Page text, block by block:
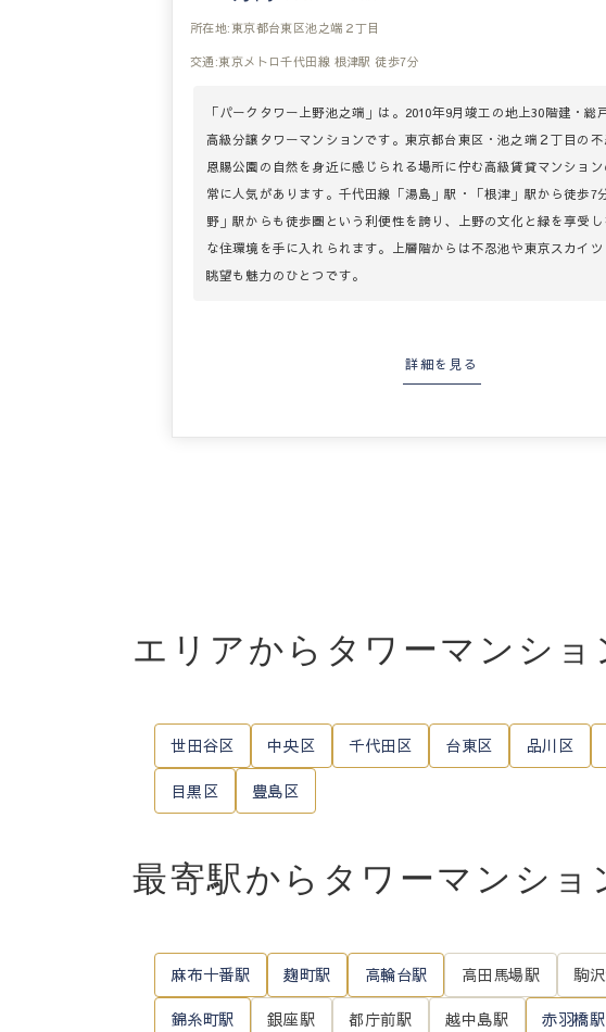
所在地:東京都台東区池之端２丁目
交通:東京メトロ千代田線 根津駅 徒歩7分
「パークタワー上野池之端」は。2010年9月竣工の地上30階建・総
高級分譲タワーマンションです。東京都台東区・池之端２丁目の
恩賜公園の自然を身近に感じられる場所に佇む高級賃貸マンショ
常に人気があります。千代田線「湯島」駅・「根津」駅から徒歩7
野」駅からも徒歩圏という利便性を誇り、上野の文化と緑を享受
な住環境を手に入れられます。上層階からは不忍池や東京スカイ
眺望も魅力のひとつです。
詳細を見る
エリアからタワーマンショ
世田谷区 中央区 千代田区 台東区 品川区
目黒区 豊島区
最寄駅からタワーマンショ
麻布十番駅 麹町駅 高輪台駅 高田馬場駅 駒
錦糸町駅 銀座駅 都庁前駅 越中島駅 赤羽橋駅